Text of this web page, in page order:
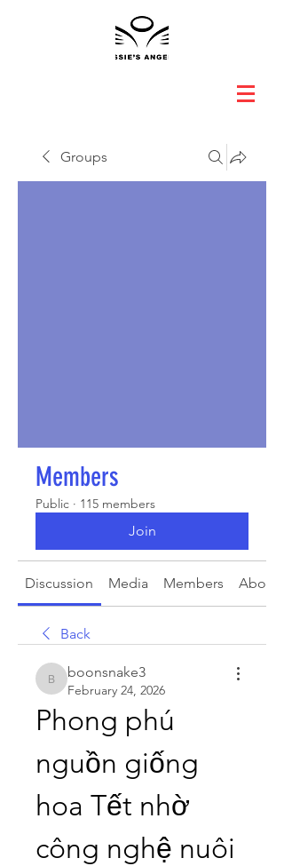
Groups
Members
Public · 115 members
Join
Discussion Media Members About
Back
boonsnake3
boonsnake3
February 24, 2026
Phong phú
nguồn giống
hoa Tết nhờ
công nghệ nuôi